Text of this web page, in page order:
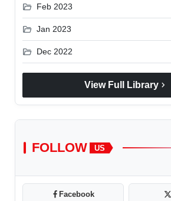
folder_open Feb 2023
folder_open Jan 2023
folder_open Dec 2022
View Full Library chevron_right
FOLLOW US
Facebook